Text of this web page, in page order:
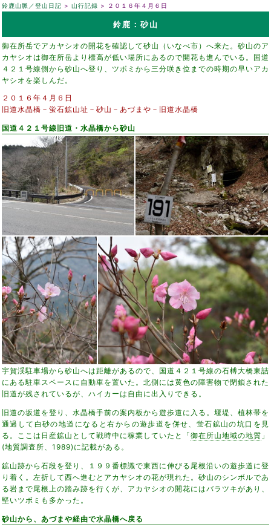
鈴鹿山脈／登山日記 山行記録 ２０１６年４月６日
鈴鹿：砂山
御在所岳でアカヤシオの開花を確認して砂山（いなべ市）へ来た。砂山のア
カヤシオは御在所岳より標高が低い場所にあるので開花も進んでいる。国道
４２１号線側から砂山へ登り、ツボミから三分咲き位までの時期の早いアカ
ヤシオを楽しんだ。
２０１６年４月６日
旧道水晶橋－蛍石鉱山址－砂山－あづまや－旧道水晶橋
国道４２１号線旧道・水晶橋から砂山
宇賀渓駐車場から砂山へは距離があるので、国道４２１号線の石榑大橋東詰
にある駐車スペースに自動車を置いた。北側には黄色の障害物で閉鎖された
旧道が残されているが、ハイカーは自由に出入りできる。
旧道の坂道を登り、水晶橋手前の案内板から遊歩道に入る。堰堤、植林帯を
通過して白砂の地道になると右からの遊歩道を併せ、蛍石鉱山の坑口を見
る。ここは日産鉱山として戦時中に稼業していたと「御在所山地域の地質 」
(地質調査所、1989)に記載がある。
鉱山跡から石段を登り、１９９番標識で東西に伸びる尾根沿いの遊歩道に登
り着く。左折して西へ進むとアカヤシオの花が現れた。砂山のシンボルであ
る岩まで尾根上の踏み跡を行くが、アカヤシオの開花にはバラツキがあり、
堅いツボミも多かった。
砂山から、あづまや経由で水晶橋へ戻る